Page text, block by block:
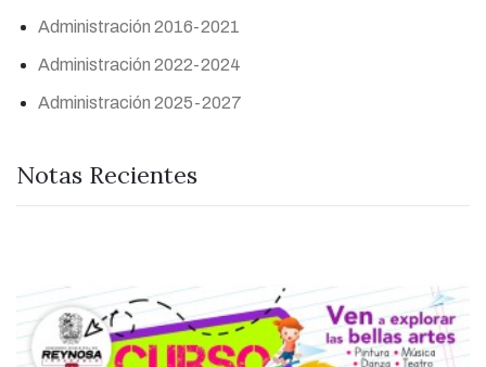
Administración 2016-2021
Administración 2022-2024
Administración 2025-2027
Notas Recientes